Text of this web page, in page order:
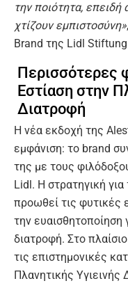
την ποιότητα, επειδή
χτίζουν εμπιστοσύνη»
Brand της Lidl Stiftung
Περισσότερες
Εστίαση στην
Διατροφή
Η νέα εκδοχή της
εμφάνιση: το brand
της με τους
Lidl. Η στρατηγική
προωθεί τις φυτικές
την ευαισθητοποίηση
διατροφή. Στο
τις επιστημονικές
Πλανητικής